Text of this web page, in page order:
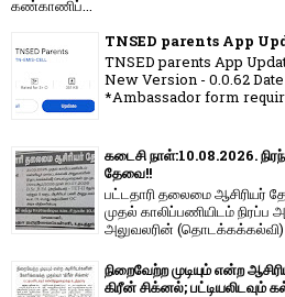
கண்காணிப்...
TNSED parents App
TNSED parents App
New Version - 0.0.62
*Ambassador form
கடைசி நாள்:10.08.2026.
தேவை!!
பட்டதாரி தலைமை ஆசிரியர்
முதல் காலிப்பணியிடம் நிரப்ப
அலுவலரின் (தொடக்கக்கல்வி)
நிறைவேற்ற முடியும் என்ற
கிரீன் சிக்னல்; பட்டியலிடவும்